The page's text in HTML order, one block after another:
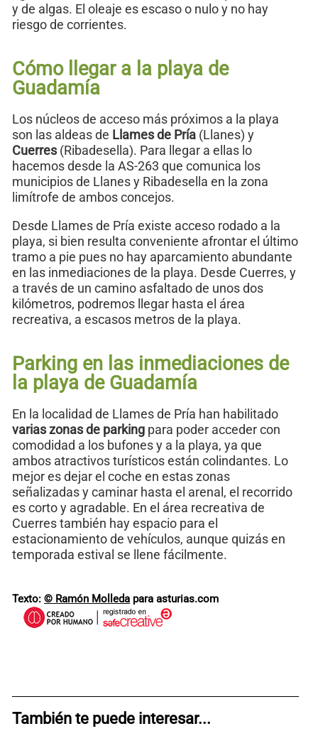
y de algas. El oleaje es escaso o nulo y no hay
riesgo de corrientes.
Cómo llegar a la playa de
Guadamía
Los núcleos de acceso más próximos a la playa
son las aldeas de Llames de Pría (Llanes) y
Cuerres(Ribadesella). Para llegar a ellas lo
hacemos desde la AS-263 que comunica los
municipios de Llanes y Ribadesella en la zona
limítrofe de ambos concejos.
Desde Llames de Pría existe acceso rodado a la
playa, si bien resulta conveniente afrontar el último
tramo a pie pues no hay aparcamiento abundante
en las inmediaciones de la playa. Desde Cuerres, y
a través de un camino asfaltado de unos dos
kilómetros, podremos llegar hasta el área
recreativa, a escasos metros de la playa.
Parking en las inmediaciones de
la playa de Guadamía
En la localidad de Llames de Pría han habilitado
varias zonas de parking para poder acceder con
comodidad a los bufones y a la playa, ya que
ambos atractivos turísticos están colindantes. Lo
mejor es dejar el coche en estas zonas
señalizadas y caminar hasta el arenal, el recorrido
es corto y agradable. En el área recreativa de
Cuerres también hay espacio para el
estacionamiento de vehículos, aunque quizás en
temporada estival se llene fácilmente.
Texto: © Ramón Molleda para asturias.com
También te puede interesar...